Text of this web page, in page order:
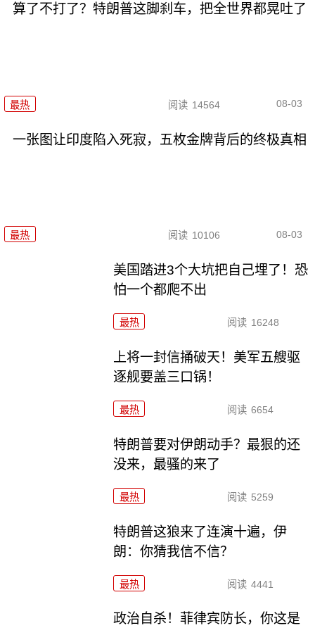
算了不打了？特朗普这脚刹车，把全世界都晃吐了
最热 阅读 14564 08-03
一张图让印度陷入死寂，五枚金牌背后的终极真相
最热 阅读 10106 08-03
美国踏进3个大坑把自己埋了！恐
怕一个都爬不出
最热 阅读 16248
上将一封信捅破天！美军五艘驱
逐舰要盖三口锅！
最热 阅读 6654
特朗普要对伊朗动手？最狠的还
没来，最骚的来了
最热 阅读 5259
特朗普这狼来了连演十遍，伊
朗：你猜我信不信？
最热 阅读 4441
政治自杀！菲律宾防长，你这是